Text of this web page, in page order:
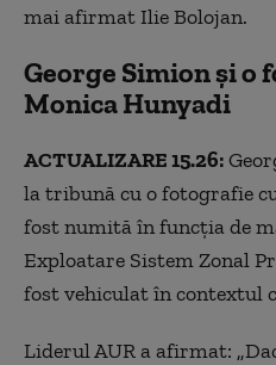
mai afirmat Ilie Bolojan.
George Simion și o
Monica Hunyadi
ACTUALIZARE 15.26:
la tribună cu o fotografie
fost numită în funcţia de
Exploatare Sistem Zonal
fost vehiculat în contextul
Liderul AUR a afirmat: